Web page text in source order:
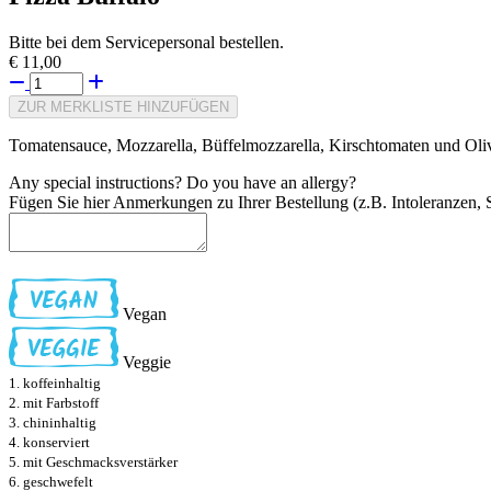
Bitte bei dem Servicepersonal bestellen.
€ 11,00
ZUR MERKLISTE HINZUFÜGEN
Tomatensauce, Mozzarella, Büffelmozzarella, Kirschtomaten und
Any special instructions? Do you have an allergy?
Fügen Sie hier Anmerkungen zu Ihrer Bestellung (z.B. Intoleranzen,
Vegan
Veggie
1. koffeinhaltig
2. mit Farbstoff
3. chininhaltig
4. konserviert
5. mit Geschmacksverstärker
6. geschwefelt